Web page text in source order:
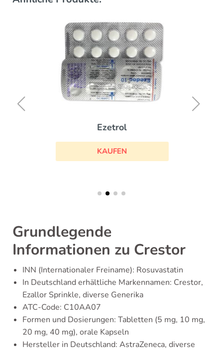
Ezetrol
KAUFEN
Grundlegende
Informationen zu Crestor
INN (Internationaler Freiname): Rosuvastatin
In Deutschland erhältliche Markennamen: Crestor,
Ezallor Sprinkle, diverse Generika
ATC-Code: C10AA07
Formen und Dosierungen: Tabletten (5 mg, 10 mg,
20 mg, 40 mg), orale Kapseln
Hersteller in Deutschland: AstraZeneca, diverse